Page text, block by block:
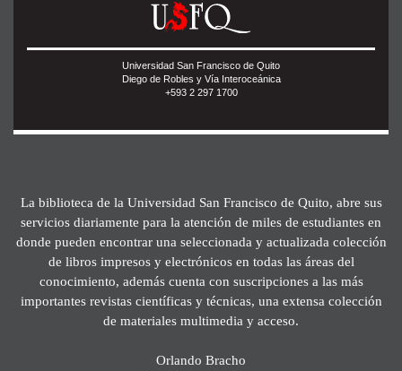
Universidad San Francisco de Quito
Diego de Robles y Vía Interoceánica
+593 2 297 1700
La biblioteca de la Universidad San Francisco de Quito, abre sus
servicios diariamente para la atención de miles de estudiantes en
donde pueden encontrar una seleccionada y actualizada colección
de libros impresos y electrónicos en todas las áreas del
conocimiento, además cuenta con suscripciones a las más
importantes revistas científicas y técnicas, una extensa colección
de materiales multimedia y acceso.
Orlando Bracho